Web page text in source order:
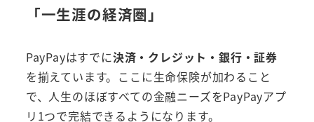
「一生涯の経済圏」
PayPayはすでに決済・クレジット・銀行・証券
を揃えています。ここに生命保険が加わること
で、人生のほぼすべての金融ニーズをPayPayアプ
リ1つで完結できるようになります。